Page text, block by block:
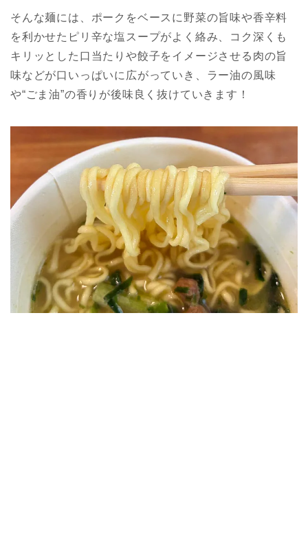
そんな麺には、ポークをベースに野菜の旨味や香辛料
を利かせたピリ辛な塩スープがよく絡み、コク深くも
キリッとした口当たりや餃子をイメージさせる肉の旨
味などが口いっぱいに広がっていき、ラー油の風味
や“ごま油”の香りが後味良く抜けていきます！